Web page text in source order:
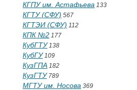
КГПУ им. Астафьева 133
КГТУ (СФУ) 567
КГТЭИ (СФУ) 112
КПК №2 177
КубГТУ138
КубГУ109
КузГПА 182
КузГТУ789
МГТУ им. Носова 369